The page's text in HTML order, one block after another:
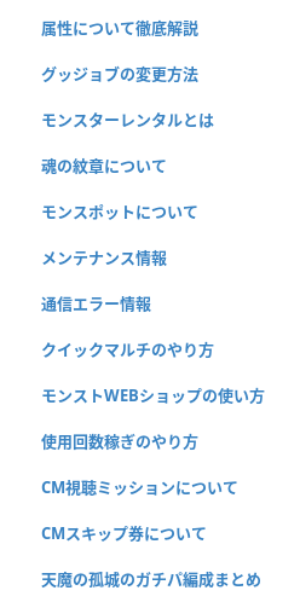
属性について徹底解説
グッジョブの変更方法
モンスターレンタルとは
魂の紋章について
モンスポットについて
メンテナンス情報
通信エラー情報
クイックマルチのやり方
モンストWEBショップの使い方
使用回数稼ぎのやり方
CM視聴ミッションについて
CMスキップ券について
天魔の孤城のガチパ編成まとめ